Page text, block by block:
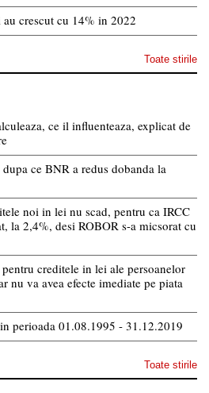
crescut cu 14% in 2022
Toate stirile
ce il influenteaza, explicat de
ce BNR a redus dobanda la
noi in lei nu scad, pentru ca IRCC
la 2,4%, desi ROBOR s-a micsorat cu
creditele in lei ale persoanelor
nu va avea efecte imediate pe piata
perioada 01.08.1995 - 31.12.2019
Toate stirile